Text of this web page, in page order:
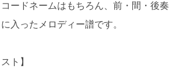
ードネームはもちろん、前・間・後奏
入ったメロディー譜です。
ト】